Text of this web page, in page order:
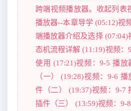
跨端视频播放器。收起列表
播放器--本章导学 (05:12)视
端播放器介绍及选择 (07:04)
态机流程详解 (11:19)视频：
使用 (17:21)视频：9-5 播
（一） (19:28)视频：9-6
件（二） (19:37)视频：9-7
插件（三） (13:59)视频：9-